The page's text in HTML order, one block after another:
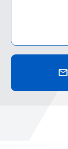
mail